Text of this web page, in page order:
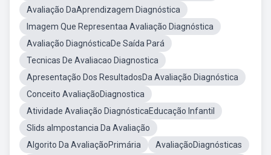
Avaliação DaAprendizagem Diagnóstica
Imagem Que Representaa Avaliação Diagnóstica
Avaliação DiagnósticaDe Saída Pará
Tecnicas De Avaliacao Diagnostica
Apresentação Dos ResultadosDa Avaliação Diagnóstica
Conceito AvaliaçãoDiagnostica
Atividade Avaliação DiagnósticaEducação Infantil
Slids aImpostancia Da Avaliação
Algorito Da AvaliaçãoPrimária
AvaliaçãoDiagnósticas